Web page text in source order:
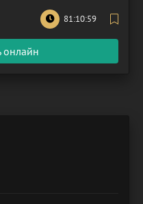
захватывающее
и природы
динамичный сюжет,
81:10:59
онлайн